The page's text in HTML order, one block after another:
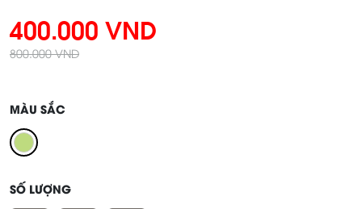
400.000 VND
800.000 VND
MÀU SẮC
SỐ LƯỢNG